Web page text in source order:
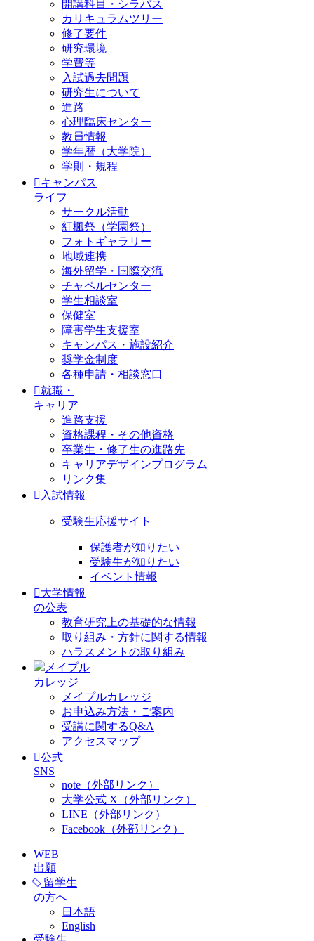
開講科目・シラバス
カリキュラムツリー
修了要件
研究環境
学費等
入試過去問題
研究生について
進路
心理臨床センター
教員情報
学年暦（大学院）
学則・規程
キャンパス
ライフ
サークル活動
紅楓祭（学園祭）
フォトギャラリー
地域連携
海外留学・国際交流
チャペルセンター
学生相談室
保健室
障害学生支援室
キャンパス・施設紹介
奨学金制度
各種申請・相談窓口
就職・
キャリア
進路支援
資格課程・その他資格
卒業生・修了生の進路先
キャリアデザインプログラム
リンク集
入試情報
受験生応援サイト
保護者が知りたい
受験生が知りたい
イベント情報
大学情報
の公表
教育研究上の基礎的な情報
取り組み・方針に関する情報
ハラスメントの取り組み
メイプル
カレッジ
メイプルカレッジ
お申込み方法・ご案内
受講に関するQ&A
アクセスマップ
公式
SNS
note（外部リンク）
大学公式 X（外部リンク）
LINE（外部リンク）
Facebook（外部リンク）
WEB
出願
留学生
の方へ
日本語
English